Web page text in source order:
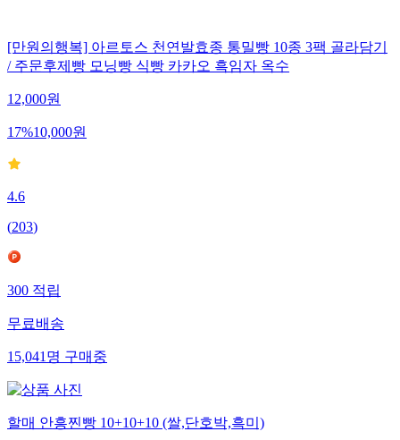
[만원의행복] 아르토스 천연발효종 통밀빵 10종 3팩 골라담기
/ 주문후제빵 모닝빵 식빵 카카오 흑임자 옥수
12,000원
17%10,000원
4.6
(203)
300적립
무료배송
15,041명구매중
할매 안흥찐빵 10+10+10 (쌀,단호박,흑미)